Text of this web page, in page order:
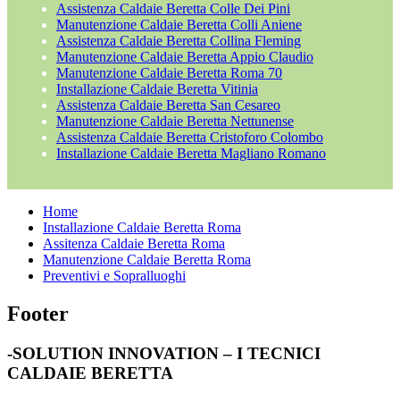
Assistenza Caldaie Beretta Colle Dei Pini
Manutenzione Caldaie Beretta Colli Aniene
Assistenza Caldaie Beretta Collina Fleming
Manutenzione Caldaie Beretta Appio Claudio
Manutenzione Caldaie Beretta Roma 70
Installazione Caldaie Beretta Vitinia
Assistenza Caldaie Beretta San Cesareo
Manutenzione Caldaie Beretta Nettunense
Assistenza Caldaie Beretta Cristoforo Colombo
Installazione Caldaie Beretta Magliano Romano
Home
Installazione Caldaie Beretta Roma
Assitenza Caldaie Beretta Roma
Manutenzione Caldaie Beretta Roma
Preventivi e Sopralluoghi
Footer
-SOLUTION INNOVATION – I TECNICI
CALDAIE BERETTA